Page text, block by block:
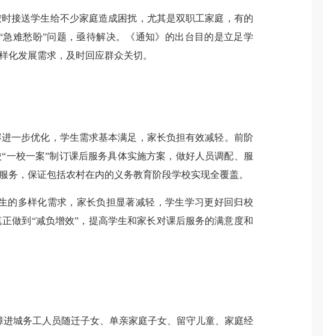
接送学生给不少家庭造成困扰，尤其是双职工家庭，有的
难愁盼”问题，亟待解决。《通知》的出台目的是立足学
发展需求，及时回应群众关切。
一步优化，学生需求基本满足，家长负担有效减轻。前阶
校一案”制订课后服务具体实施方案，做好人员调配、服
，保证包括农村在内的义务教育阶段学校实现全覆盖。
的多样化需求，家长负担显著减轻，学生学习更好回归校
做到“减负增效”，提高学生和家长对课后服务的满意度和
城务工人员随迁子女、单亲家庭子女、留守儿童、家庭经